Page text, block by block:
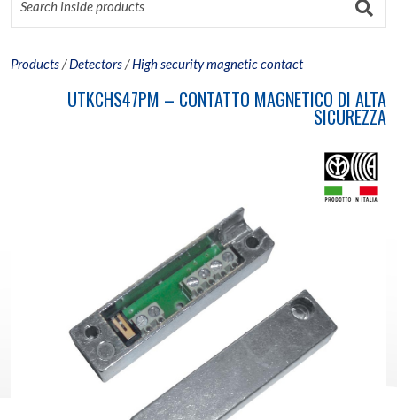
Products/Detectors/High security magnetic contact
UTKCHS47PM – CONTATTO MAGNETICO DI ALTA
SICUREZZA